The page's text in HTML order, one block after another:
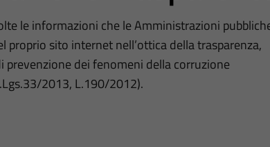
le informazioni che le Amministrazioni
proprio sito internet nell’ottica della trasparenza,
prevenzione dei fenomeni della corruzione
2013, L.190/2012).